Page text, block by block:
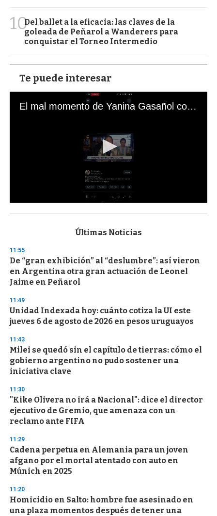
10Del ballet a la eficacia: las claves de la
goleada de Peñarol a Wanderers para
conquistar el Torneo Intermedio
Te puede interesar
El mal momento de Yanina Gasañol con un hincha argentino en "Subrayado"
s
d
s
o
f
3
s
e
c
o
d
s
Últimas Noticias
11:55
De “gran exhibición” al “deslumbre”: así vieron
en Argentina otra gran actuación de Leonel
Jaime en Peñarol
11:49
Unidad Indexada hoy: cuánto cotiza la UI este
jueves 6 de agosto de 2026 en pesos uruguayos
11:43
Milei se quedó sin el capítulo de tierras: cómo el
gobierno argentino no pudo sostener una
iniciativa clave
11:30
"Kike Olivera no irá a Nacional": dice el director
ejecutivo de Gremio, que amenaza con un
reclamo ante FIFA
11:29
Cadena perpetua en Alemania para un joven
afgano por el mortal atentado con auto en
Múnich en 2025
11:20
Homicidio en Salto: hombre fue asesinado en
una plaza momentos después de tener una